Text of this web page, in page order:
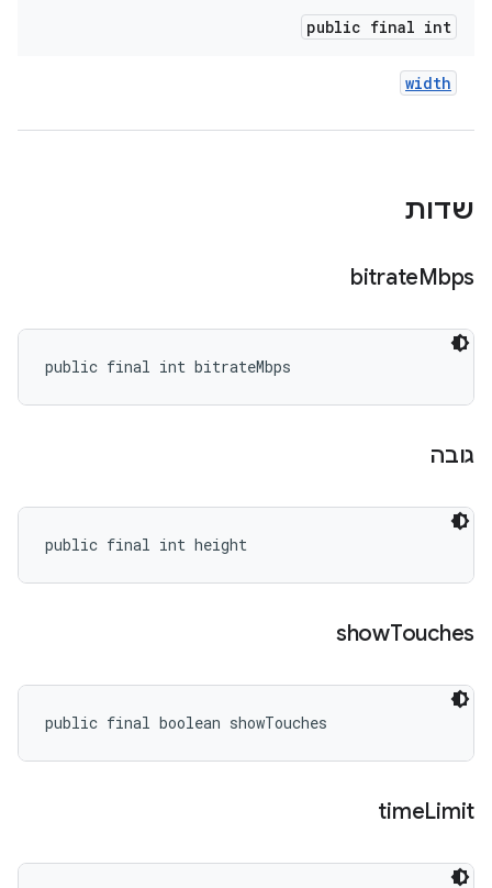
public final int
width
שדות
bitrateMbps
public final int bitrateMbps
גובה
public final int height
showTouches
public final boolean showTouches
timeLimit